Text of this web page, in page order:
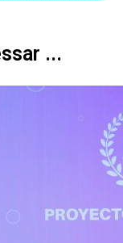
...